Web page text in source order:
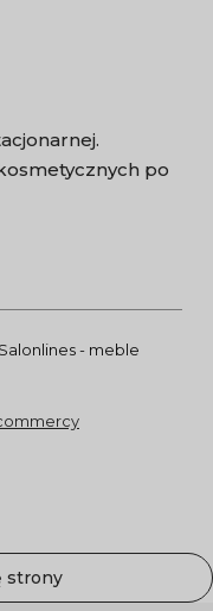
po
- meble
strony